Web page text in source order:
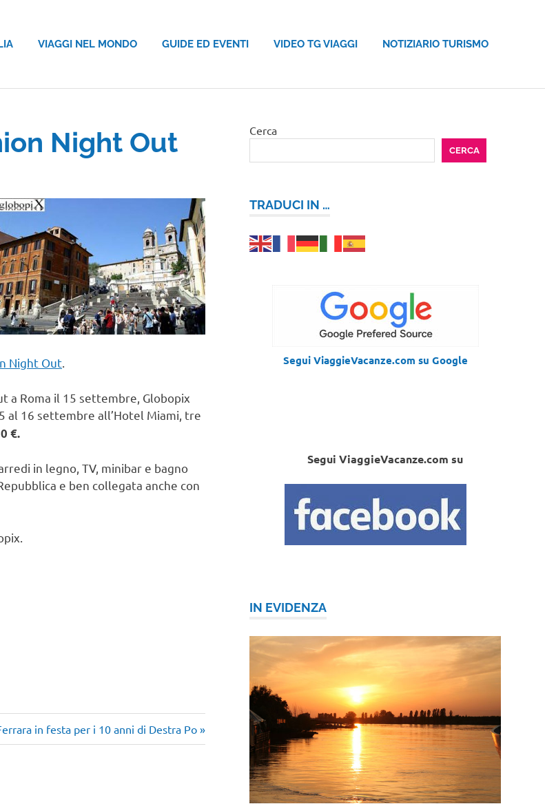
VIAGGI NEL MONDO GUIDE ED EVENTI VIDEO TG VIAGGI NOTIZIARIO TURISMO
Night Out
Night Out.
a Roma il 15 settembre, Globopix
al 16 settembre all’Hotel Miami, tre
€.
in legno, TV, minibar e bagno
e ben collegata anche con
in festa per i 10 anni di Destra Po
Cerca
CERCA
TRADUCI IN …
Segui ViaggieVacanze.com su Google
Segui ViaggieVacanze.com su
IN EVIDENZA